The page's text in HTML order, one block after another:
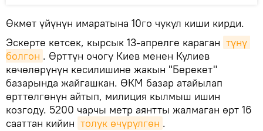
Өкмөт үйүнүн имаратына 10го чукул киши кирди.
Эскерте кетсек, кырсык 13-апрелге караган түнү
болгон . Өрттүн очогу Киев менен Кулиев
көчөлөрүнүн кесилишине жакын "Берекет"
базарында жайгашкан. ӨКМ базар атайылап
өрттөлгөнүн айтып, милиция кылмыш ишин
козгоду. 5200 чарчы метр аянтты жалмаган өрт 16
сааттан кийин толук өчүрүлгөн .